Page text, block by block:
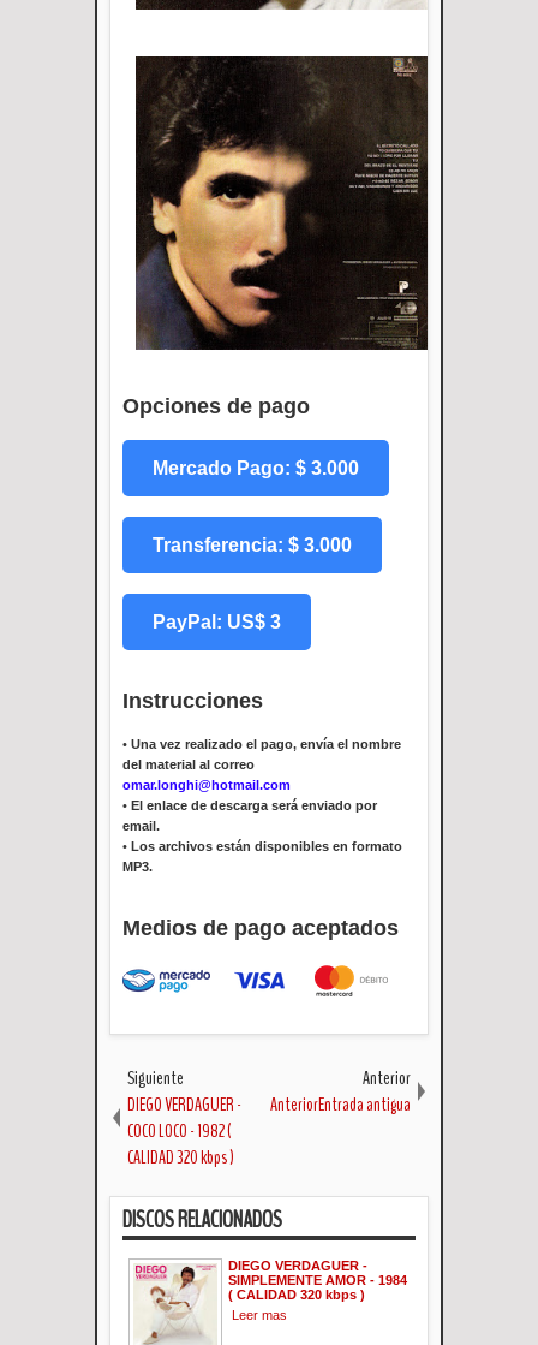
Opciones de pago
Mercado Pago: $ 3.000
Transferencia: $ 3.000
PayPal: US$ 3
Instrucciones
• Una vez realizado el pago, envía el nombre
del material al correo
omar.longhi@hotmail.com
• El enlace de descarga será enviado por
email.
• Los archivos están disponibles en formato
MP3.
Medios de pago aceptados
Siguiente
DIEGO VERDAGUER -
COCO LOCO - 1982 (
CALIDAD 320 kbps )
Anterior
AnteriorEntrada antigua
DISCOS RELACIONADOS
DIEGO VERDAGUER -
SIMPLEMENTE AMOR - 1984
( CALIDAD 320 kbps )
Leer mas